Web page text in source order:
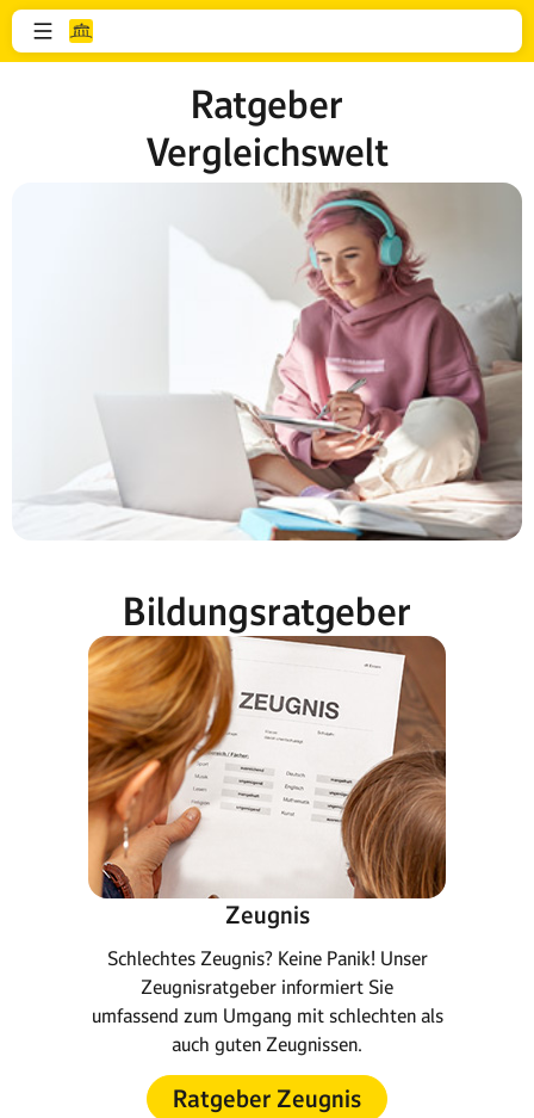
Ratgeber
Vergleichswelt
Bildungsratgeber
Zeugnis
Schlechtes Zeugnis? Keine Panik! Unser
Zeugnisratgeber informiert Sie
umfassend zum Umgang mit schlechten als
auch guten Zeugnissen.
Ratgeber Zeugnis